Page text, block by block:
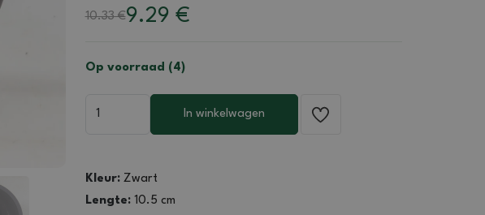
10.33 €9.29 €
Op voorraad (4)
In winkelwagen
Kleur: Zwart
Lengte: 10.5 cm